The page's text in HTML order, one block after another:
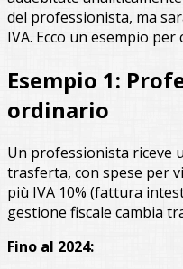
del professionista, ma
IVA. Ecco un esempio
Esempio 1:
ordinario
Un professionista riceve
trasferta, con spese per
più IVA 10% (fattura
gestione fiscale cambia
Fino al 2024: